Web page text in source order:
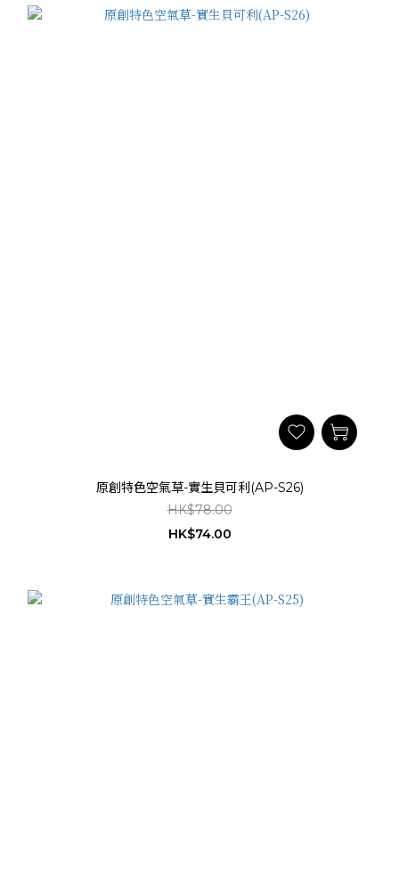
原創特色空氣草-實生貝可利(AP-S26)
HK$78.00
HK$74.00